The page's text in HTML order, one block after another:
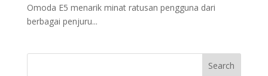
Omoda E5 menarik minat ratusan pengguna dari
berbagai penjuru...
Search